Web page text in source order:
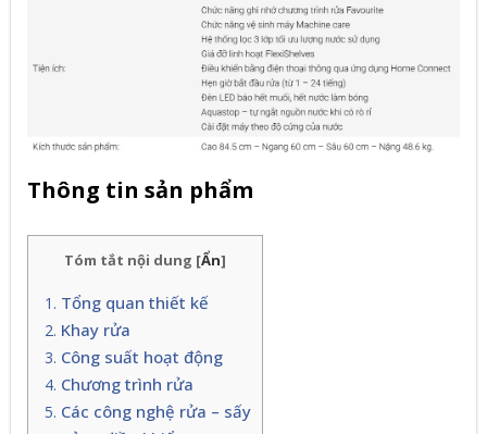
Thông tin sản phẩm
Tóm tắt nội dung [Ẩn]
Tổng quan thiết kế
Khay rửa
Công suất hoạt động
Chương trình rửa
Các công nghệ rửa – sấy